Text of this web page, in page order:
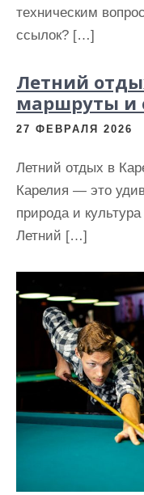
техническим
ссылок? […]
Летний
маршруты и
27 ФЕВРАЛЯ 2026
Летний отдых в
Карелия — это
природа и
Летний […]